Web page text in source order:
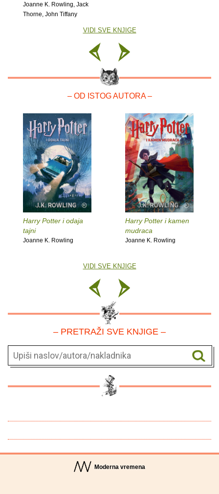
Joanne K. Rowling, Jack
Thorne, John Tiffany
VIDI SVE KNJIGE
– OD ISTOG AUTORA –
Harry Potter i odaja
tajni
Joanne K. Rowling
Harry Potter i kamen
mudraca
Joanne K. Rowling
VIDI SVE KNJIGE
– PRETRAŽI SVE KNJIGE –
Moderna vremena